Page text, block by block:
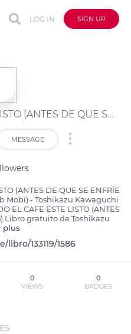
LOG IN SIGN UP
CUANDO EL CAFE ESTE LISTO (ANTES DE QUE SE ENFRÍE EL CAFÉ 5) ePub gratis
MESSAGE
(ANTES DE QUE SE ENFRÍE
Mobi) - Toshikazu Kawaguchi
EL CAFE ESTE LISTO (ANTES
plus
133119/1586
0
VIEWS
0
BADGES